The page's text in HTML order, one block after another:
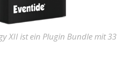
XII ist ein Plugin Bundle mit 33